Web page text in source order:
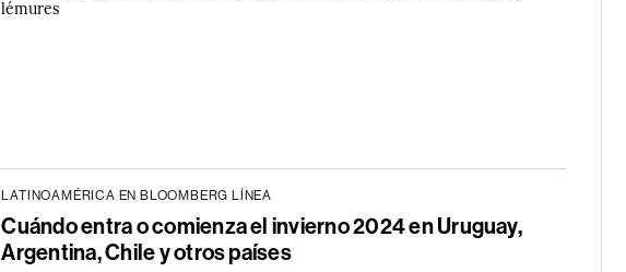
lémures
LATINOAMÉRICA EN BLOOMBERG LÍNEA
Cuándo entra o comienza el invierno 2024 en Uruguay,
Argentina, Chile y otros países